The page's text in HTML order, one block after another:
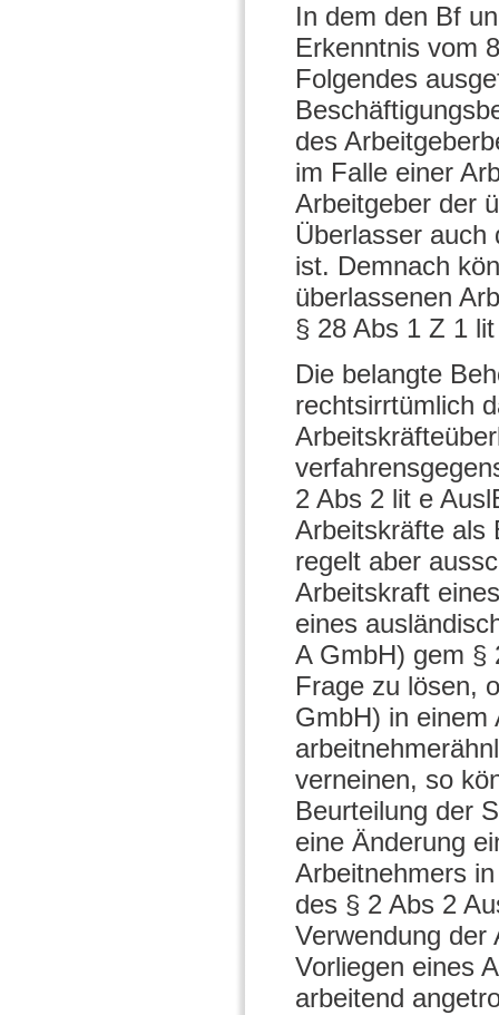
In dem den Bf
Erkenntnis vom
Folgendes
des
im Falle einer
Arbeitgeber der
Überlasser auch
ist. Demnach
überlassenen
§ 28 Abs 1 Z 1
Die belangte
rechtsirrtümlich
2 Abs 2 lit e
Arbeitskräfte als
regelt aber
Arbeitskraft
eines
A GmbH) gem §
Frage zu lösen,
GmbH) in einem
verneinen, so
Beurteilung der
eine Änderung
Arbeitnehmers
des § 2 Abs 2
Verwendung der
Vorliegen eines
arbeitend